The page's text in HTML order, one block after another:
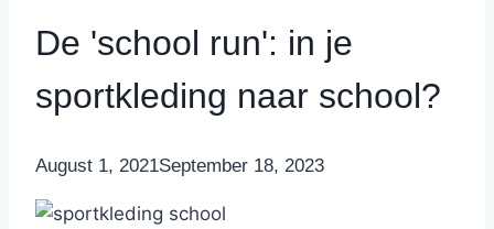
De 'school run': in je
sportkleding naar school?
ByNicole
August 1, 2021September 18, 2023